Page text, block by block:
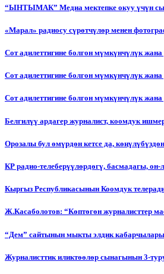
“ЫНТЫМАК” Медиа мектепке окуу үчүн
«Марал» радиосу сүрөтчүлөр менен
Сот адилеттигине болгон мүмкүнчүлүк
Сот адилеттигине болгон мүмкүнчүлүк
Сот адилеттигине болгон мүмкүнчүлүк
Белгилүү ардагер журналист, коомдук
Орозалы бул өмүрдөн кетсе да,
КР радио-телеберүүлөрдөгү, басмадагы,
Кыргыз Республикасынын Коомдук
Ж.Касаболотов: “Көптөгөн журналисттер
“Дем” сайтынын мыкты элдик
Журналисттик иликтөөлөр сынагынын 3-